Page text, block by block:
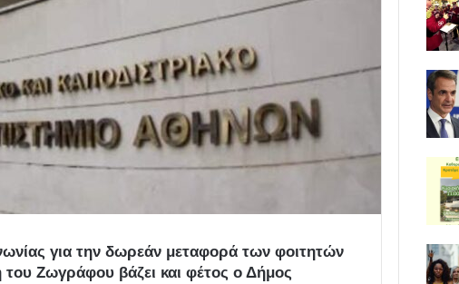
για την δωρεάν μεταφορά των φοιτητών
Ζωγράφου βάζει και φέτος ο Δήμος